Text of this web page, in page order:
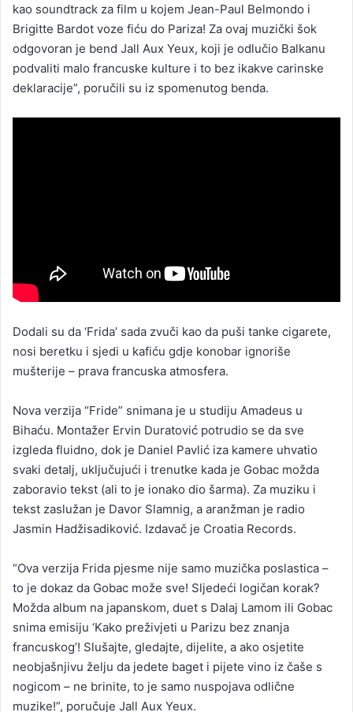
kao soundtrack za film u kojem Jean-Paul Belmondo i
Brigitte Bardot voze fiću do Pariza! Za ovaj muzički šok
odgovoran je bend Jall Aux Yeux, koji je odlučio Balkanu
podvaliti malo francuske kulture i to bez ikakve carinske
deklaracije”, poručili su iz spomenutog benda.
Dodali su da ‘Frida’ sada zvuči kao da puši tanke cigarete,
nosi beretku i sjedi u kafiću gdje konobar ignoriše
mušterije – prava francuska atmosfera.
Nova verzija “Fride” snimana je u studiju Amadeus u
Bihaću. Montažer Ervin Duratović potrudio se da sve
izgleda fluidno, dok je Daniel Pavlić iza kamere uhvatio
svaki detalj, uključujući i trenutke kada je Gobac možda
zaboravio tekst (ali to je ionako dio šarma). Za muziku i
tekst zaslužan je Davor Slamnig, a aranžman je radio
Jasmin Hadžisadiković. Izdavač je Croatia Records.
“Ova verzija Frida pjesme nije samo muzička poslastica –
to je dokaz da Gobac može sve! Sljedeći logičan korak?
Možda album na japanskom, duet s Dalaj Lamom ili Gobac
snima emisiju ‘Kako preživjeti u Parizu bez znanja
francuskog’! Slušajte, gledajte, dijelite, a ako osjetite
neobjašnjivu želju da jedete baget i pijete vino iz čaše s
nogicom – ne brinite, to je samo nuspojava odlične
muzike!”, poručuje Jall Aux Yeux.